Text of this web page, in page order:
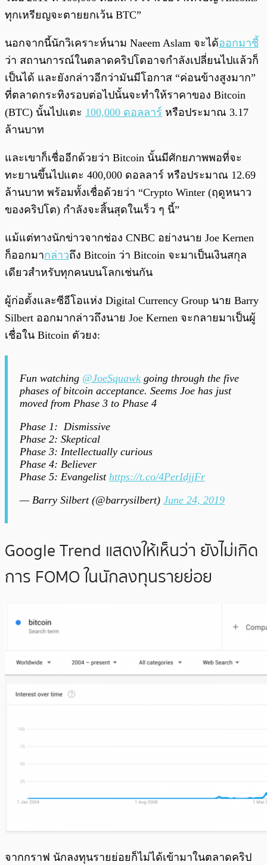
ทุกเหรียญจะตายยกเว้น BTC”
นอกจากนี้นักวิเคราะห์นาม Naeem Aslam จะได้ออกมาชี้
ว่า สถานการณ์ในตลาดคริปโตอาจกำลังเปลี่ยนไปแล้วก็
เป็นได้ และยังกล่าวอีกว่ามันมีโอกาส “ค่อนข้างสูงมาก”
ที่ตลาดกระทิงรอบต่อไปนั้นจะทำให้ราคาของ Bitcoin
(BTC) นั้นไปแตะ 100,000 ดอลลาร์ หรือประมาณ 3.17
ล้านบาท
และเขาก็เชื่ออีกด้วยว่า Bitcoin นั้นมีศักยภาพพอที่จะ
ทะยานขึ้นไปแตะ 400,000 ดอลลาร์ หรือประมาณ 12.69
ล้านบาท พร้อมทั้งเชื่อด้วยว่า “Crypto Winter (ฤดูหนาว
ของคริปโต) กำลังจะสิ้นสุดในเร็ว ๆ นี้”
แม้แต่ทางนักข่าวจากช่อง CNBC อย่างนาย Joe Kernen
ก็ออกมากล่าวถึง Bitcoin ว่า Bitcoin จะมาเป็นเงินสกุล
เดียวสำหรับทุกคนบนโลกเช่นกัน
ผู้ก่อตั้งและซีอีโอแห่ง Digital Currency Group นาย Barry
Silbert ออกมากล่าวถึงนาย Joe Kernen จะกลายมาเป็นผู้
เชื่อใน Bitcoin ตัวยง:
Fun watching @JoeSquawk going through the five
phases of bitcoin acceptance. Seems Joe has just
moved from Phase 3 to Phase 4
Phase 1: Dismissive
Phase 2: Skeptical
Phase 3: Intellectually curious
Phase 4: Believer
Phase 5: Evangelist https://t.co/4PerIdjjFr
— Barry Silbert (@barrysilbert) June 24, 2019
Google Trend แสดงให้เห็นว่า ยังไม่เกิด
การ FOMO ในนักลงทุนรายย่อย
จากกราฟ นักลงทุนรายย่อยก็ไม่ได้เข้ามาในตลาดคริป